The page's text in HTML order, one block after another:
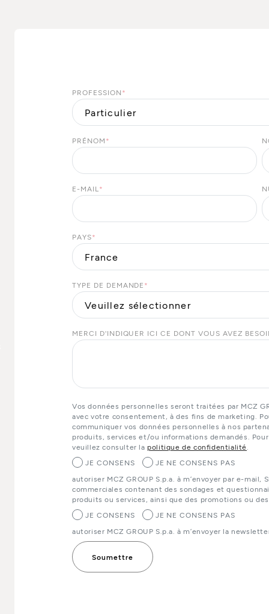
PROFESSION *
PRÉNOM *
E-MAIL *
PAYS*
TYPE DE DEMANDE *
MERCI D'INDIQUER ICI CE DONT VOUS AVEZ
Vos données personnelles seront traitées par MCZ
avec votre consentement, à des fins de marketing.
communiquer vos données personnelles à nos
produits, services et/ou informations demandés.
veuillez consulter la politique de confidentialité
JE CONSENS
JE NE CONSENS PAS
autoriser MCZ GROUP S.p.a. à m’envoyer par e-mail,
commerciales contenant des sondages et
produits ou services, ainsi que des promotions ou
JE CONSENS
JE NE CONSENS PAS
autoriser MCZ GROUP S.p.a. à m’envoyer la